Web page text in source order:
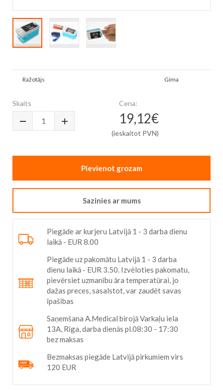
informācijas
Ražotājs Gima
Skaits Cena:
19,12€
(ieskaitot PVN)
Pievienot grozam
Sazinies ar mums
Piegāde ar kurjeru Latvijā 1 - 3 darba dienu
laikā - EUR 8.00
Piegāde uz pakomātu Latvijā 1 - 3 darba
dienu laikā - EUR 3.50. Izvēloties pakomatu,
pievērsiet uzmanību āra temperatūrai, jo
dažas preces, sasalstot, var zaudēt savas
īpašības
Saņemšana A.Medical birojā Varkaļu iela
13A, Rīga, darba dienās pl.08:30 - 17:30
bez maksas
Bezmaksas piegāde Latvijā pirkumiem virs
120 EUR
to
the
the